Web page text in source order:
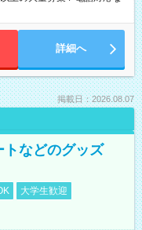
詳細へ
掲載日：2026.08.07
トなどのグッズ
大学生歓迎